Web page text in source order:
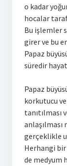
o kadar
hocalar
Bu işlemler
girer ve bu
Papaz
süredir
Papaz
korkutucu
tanıtılması
anlaşılması
gerçeklikle
Herhangi bir
de medyum